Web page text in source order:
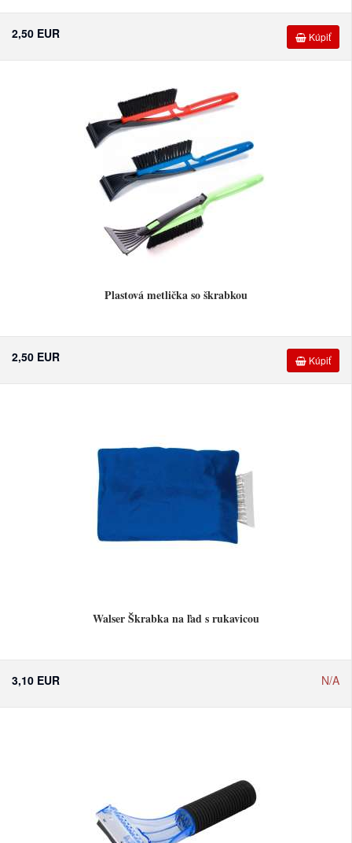
Kúpiť
2,50 EUR
Plastová metlička so škrabkou
Kúpiť
2,50 EUR
Walser Škrabka na ľad s rukavicou
N/A
3,10 EUR